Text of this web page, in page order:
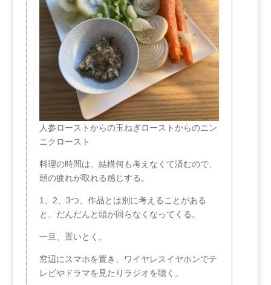
人参ローストからの玉ねぎローストからのニン
ニクロースト
料理の時間は、結構何も考えなくて済むので、
頭の疲れが取れる感じする。
1、2、3つ、作品とは別に考えることがある
と、だんだんと頭が回らなくなってくる。
一旦、置いとく。
窓辺にスマホを置き、ワイヤレスイヤホンでテ
レビやドラマを見たりラジオを聴く。